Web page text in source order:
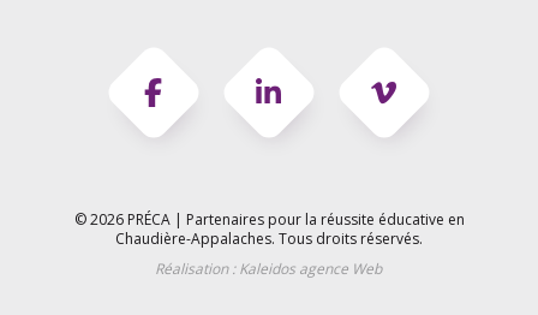
© 2026 PRÉCA | Partenaires pour la réussite éducative en
Chaudière-Appalaches. Tous droits réservés.
Réalisation :Kaleidos agence Web